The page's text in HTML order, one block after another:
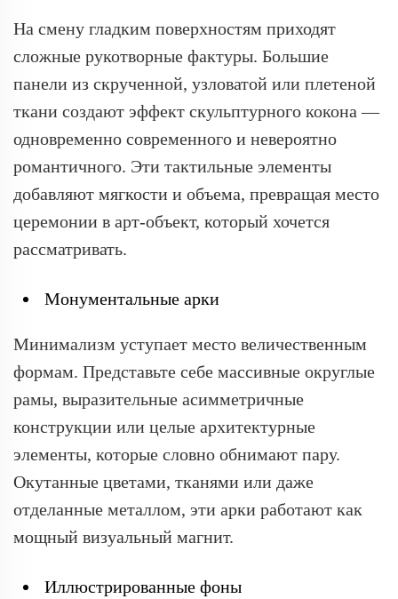
На смену гладким поверхностям приходят
сложные рукотворные фактуры. Большие
панели из скрученной, узловатой или плетеной
ткани создают эффект скульптурного кокона —
одновременно современного и невероятно
романтичного. Эти тактильные элементы
добавляют мягкости и объема, превращая место
церемонии в арт-объект, который хочется
рассматривать.
Монументальные арки
Минимализм уступает место величественным
формам. Представьте себе массивные округлые
рамы, выразительные асимметричные
конструкции или целые архитектурные
элементы, которые словно обнимают пару.
Окутанные цветами, тканями или даже
отделанные металлом, эти арки работают как
мощный визуальный магнит.
Иллюстрированные фоны